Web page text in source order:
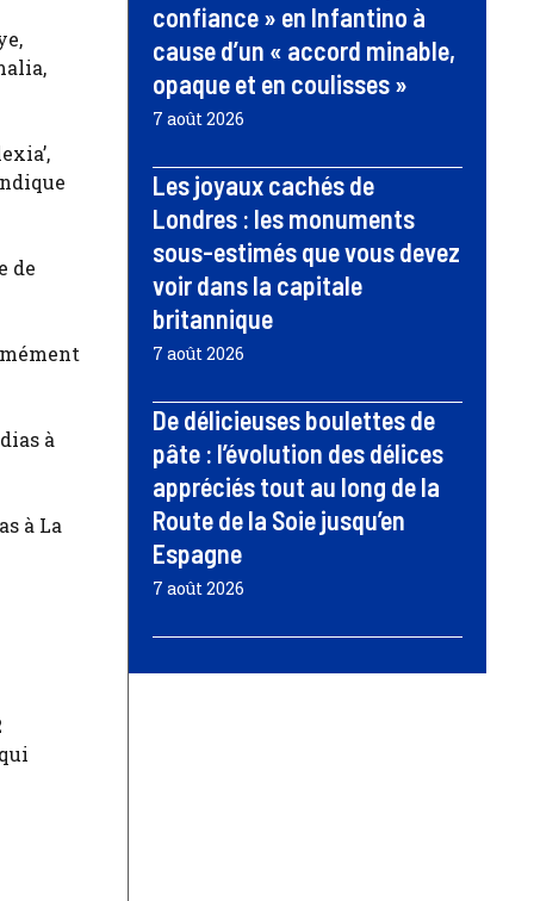
de
à La
confiance » en Infantino à
cause d’un « accord minable,
opaque et en coulisses »
7 août 2026
Les joyaux cachés de
Londres : les monuments
sous-estimés que vous devez
voir dans la capitale
britannique
7 août 2026
De délicieuses boulettes de
pâte : l’évolution des délices
appréciés tout au long de la
Route de la Soie jusqu’en
Espagne
7 août 2026